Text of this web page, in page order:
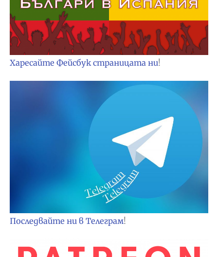
Харесайте Фейсбук страницата ни!
Последвайте ни в Телеграм!